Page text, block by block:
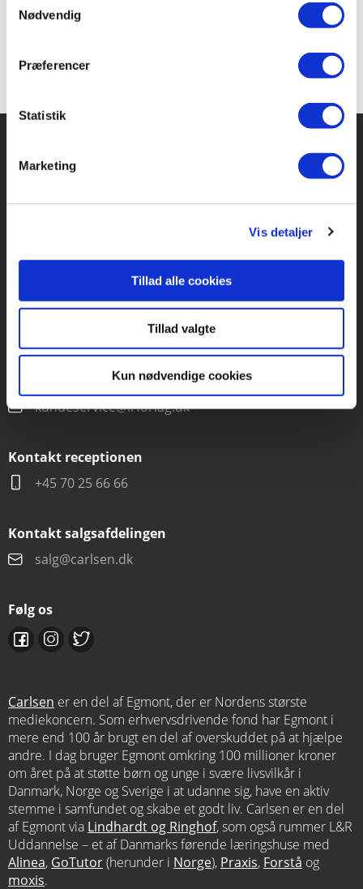
tilbagetrækker et samtykke.
Nødvendig
Præferencer
Statistik
Marketing
Vis detaljer
Tillad alle cookies
Tillad valgte
Kun nødvendige cookies
249,95 KR.
Vognmagergade 11
CVR 76351910
Kontakt kundeservice
+45 70 22 66 69
kundeservice@lrforlag.dk
Kontakt receptionen
+45 70 25 66 66
Kontakt salgsafdelingen
salg@carlsen.dk
Følg os
Carlsen er en del af Egmont, der er Nordens største
mediekoncern. Som erhvervsdrivende fond har Egmont i
mere end 100 år brugt en del af overskuddet på at hjælpe
andre. I dag bruger Egmont omkring 100 millioner kroner
om året på at støtte børn og unge i svære livsvilkår i
Danmark, Norge og Sverige i at udanne sig, have en aktiv
stemme i samfundet og skabe et godt liv. Carlsen er en del
af Egmont via Lindhardt og Ringhof, som også rummer L&R
Uddannelse – et af Danmarks førende læringshuse med
Alinea, GoTutor(herunder i Norge), Praxis, Forstå og
moxis.